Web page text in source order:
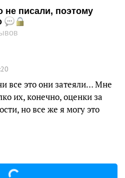
не писали, поэтому
все это они затеяли… Мне
их, конечно, оценки за
но все же я могу это